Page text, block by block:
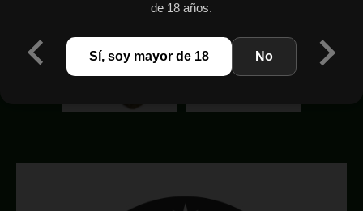
de 18 años.
Sí, soy mayor de 18 No